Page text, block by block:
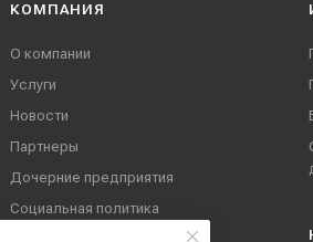
КОМПАНИЯ
О компании
Услуги
Новости
Партнеры
Дочерние предприятия
Социальная политика